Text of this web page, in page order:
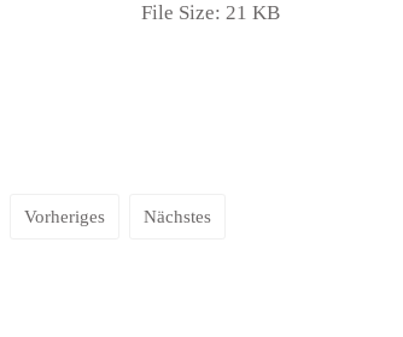
File Size: 21 KB
Vorheriges Nächstes